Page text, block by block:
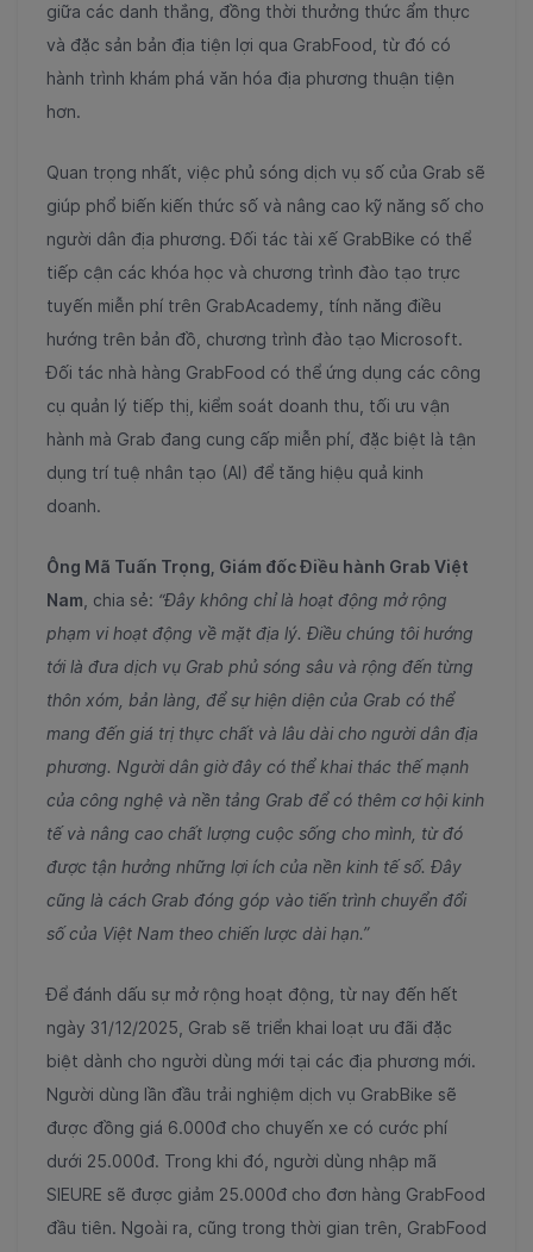
giữa các danh thắng, đồng thời thưởng thức ẩm thực
và đặc sản bản địa tiện lợi qua GrabFood, từ đó có
hành trình khám phá văn hóa địa phương thuận tiện
hơn.
Quan trọng nhất, việc phủ sóng dịch vụ số của Grab sẽ
giúp phổ biến kiến thức số và nâng cao kỹ năng số cho
người dân địa phương. Đối tác tài xế GrabBike có thể
tiếp cận các khóa học và chương trình đào tạo trực
tuyến miễn phí trên GrabAcademy, tính năng điều
hướng trên bản đồ, chương trình đào tạo Microsoft.
Đối tác nhà hàng GrabFood có thể ứng dụng các công
cụ quản lý tiếp thị, kiểm soát doanh thu, tối ưu vận
hành mà Grab đang cung cấp miễn phí, đặc biệt là tận
dụng trí tuệ nhân tạo (AI) để tăng hiệu quả kinh
doanh.
Ông Mã Tuấn Trọng, Giám đốc Điều hành Grab Việt
Nam , chia sẻ: “Đây không chỉ là hoạt động mở rộng
phạm vi hoạt động về mặt địa lý. Điều chúng tôi hướng
tới là đưa dịch vụ Grab phủ sóng sâu và rộng đến từng
thôn xóm, bản làng, để sự hiện diện của Grab có thể
mang đến giá trị thực chất và lâu dài cho người dân địa
phương. Người dân giờ đây có thể khai thác thế mạnh
của công nghệ và nền tảng Grab để có thêm cơ hội kinh
tế và nâng cao chất lượng cuộc sống cho mình, từ đó
được tận hưởng những lợi ích của nền kinh tế số. Đây
cũng là cách Grab đóng góp vào tiến trình chuyển đổi
số của Việt Nam theo chiến lược dài hạn.”
Để đánh dấu sự mở rộng hoạt động, từ nay đến hết
ngày 31/12/2025, Grab sẽ triển khai loạt ưu đãi đặc
biệt dành cho người dùng mới tại các địa phương mới.
Người dùng lần đầu trải nghiệm dịch vụ GrabBike sẽ
được đồng giá 6.000đ cho chuyến xe có cước phí
dưới 25.000đ. Trong khi đó, người dùng nhập mã
SIEURE sẽ được giảm 25.000đ cho đơn hàng GrabFood
đầu tiên. Ngoài ra, cũng trong thời gian trên, GrabFood